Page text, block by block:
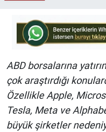
ABD borsalarına
çok araştırdığı
Özellikle Apple,
Tesla, Meta ve
büyük şirketler